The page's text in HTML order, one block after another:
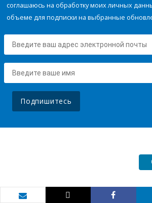
соглашаюсь на обработку моих личных
объеме для подписки на выбранные
Подпишитесь